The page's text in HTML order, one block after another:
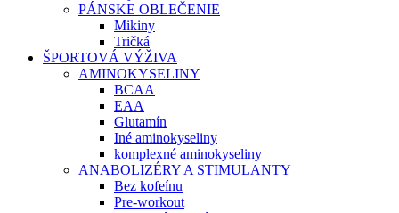
PÁNSKE OBLEČENIE
Mikiny
Tričká
ŠPORTOVÁ VÝŽIVA
AMINOKYSELINY
BCAA
EAA
Glutamín
Iné aminokyseliny
komplexné aminokyseliny
ANABOLIZÉRY A STIMULANTY
Bez kofeínu
Pre-workout